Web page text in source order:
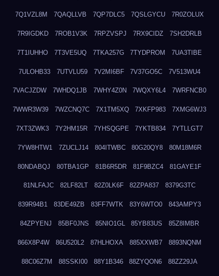
7Q1VZL8M 7QAQLLVB 7QP7DLC5 7QSLGYCU 7R0ZOLUX
7R9IGDKD 7ROB1V3K 7RPZVSPJ 7RX9CIDZ 7SH2DRLB
7T1IUHHO 7T3VE5UQ 7TKA257G 7TYDPROM 7UA3TIBE
7ULOHB33 7UTVLU59 7V2MI6BF 7V37GO5C 7V513WU4
7VACJZDW 7WHDQ1JB 7WHY4Z0N 7WQXY6L4 7WRFNCB0
7WWR3W39 7WZCNQ7C 7X1TM5XQ 7XKFP983 7XMG6WJ3
7XT3ZWK3 7Y2HM15R 7YHSQGPE 7YKTB834 7YTLLGT7
7YW8HTW1 7ZUCLJ14 804ITWBC 80G20QY8 80M18M6R
80NDABQJ 80TBA1GP 81B6R5DR 81F9BZC4 81GAYE1F
81NLFAJC 82LF82LT 82Z0LK6F 82ZPA837 8379G3TC
839R94B1 83DE49ZB 83FF7WTK 83Y6WTO0 843AMPY3
84ZPYENJ 85BF0JNS 85NIO1GL 85YB83US 85Z8IMBR
866X8P4W 86U520L2 87HLHOXA 885XXWB7 8893NQNM
88C06Z7M 88SSKI00 88Y1B346 88ZYQON6 88ZZ29JA